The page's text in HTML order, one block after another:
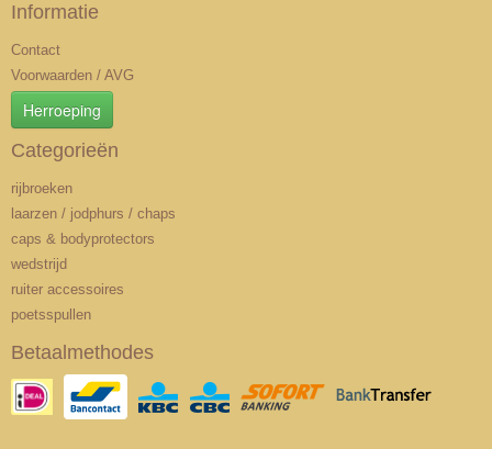
Informatie
Contact
Voorwaarden / AVG
Herroeping
Categorieën
rijbroeken
laarzen / jodphurs / chaps
caps & bodyprotectors
wedstrijd
ruiter accessoires
poetsspullen
Betaalmethodes